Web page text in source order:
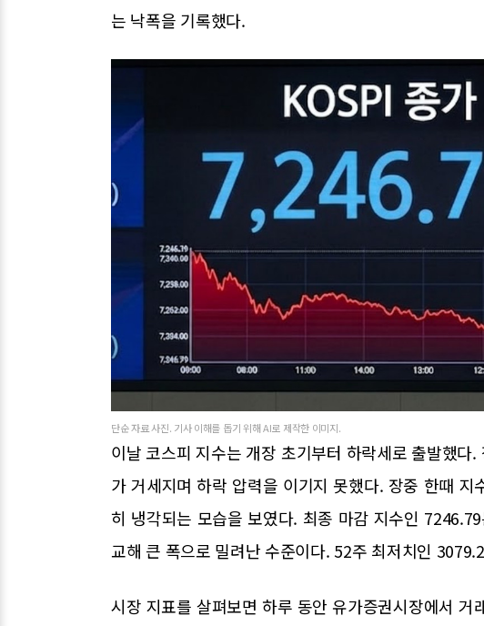
는 낙폭을 기록했다.
단순 자료 사진. 기사 이해를 돕기 위해 AI로 제작한 이미지.
이날 코스피 지수는 개장 초기부터 하락세로 출발했
가 거세지며 하락 압력을 이기지 못했다. 장중 한때
히 냉각되는 모습을 보였다. 최종 마감 지수인
교해 큰 폭으로 밀려난 수준이다. 52주 최저치인
시장 지표를 살펴보면 하루 동안 유가증권시장에서